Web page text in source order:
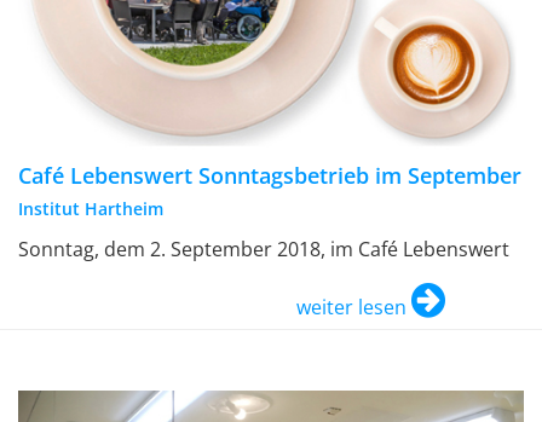
Café Lebenswert Sonntagsbetrieb im September
Institut Hartheim
Sonntag, dem 2. September 2018, im Café Lebenswert
weiter lesen